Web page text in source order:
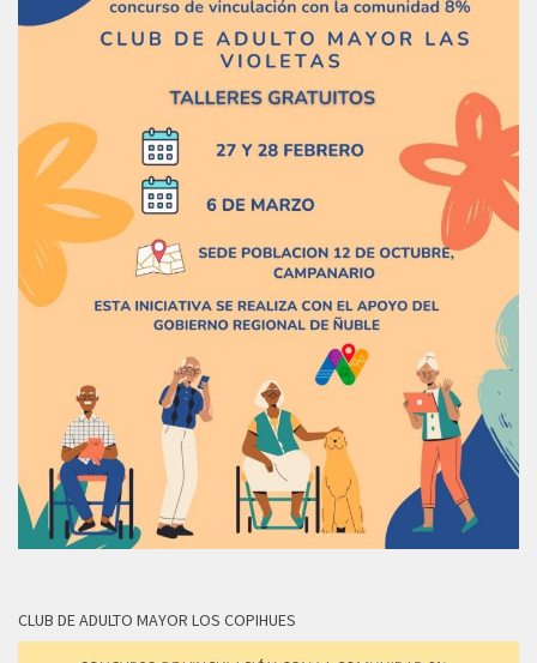
CLUB DE ADULTO MAYOR LOS COPIHUES